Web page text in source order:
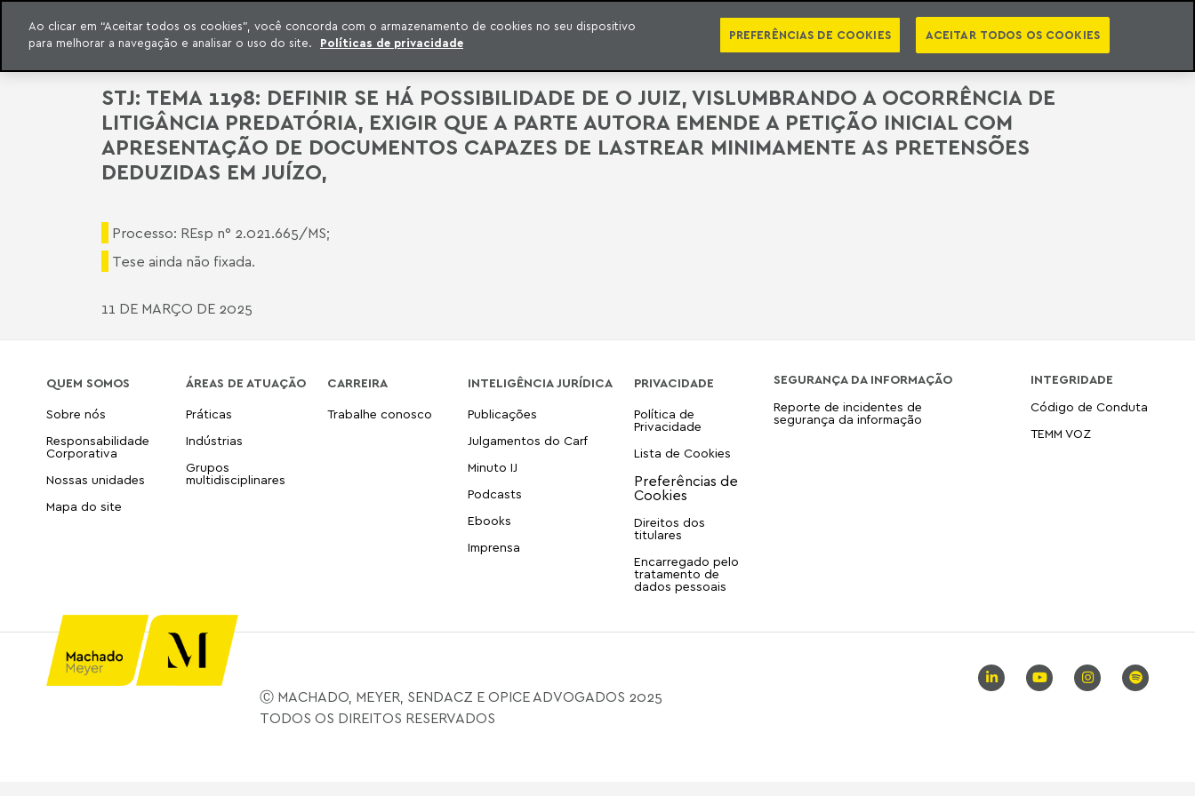
para o conteúdo
Meyer
QUEM SOMOS ÁREAS DE ATUAÇÃO ADVOGADOS PRÊMIOS E RECONHECIMENTOS CONTATO NEWSLETTER PT EN INTELIGÊNCIA JURÍDICA
STJ: TEMA 1198: DEFINIR SE HÁ POSSIBILIDADE DE O JUIZ, VISLUMBRANDO A OCORRÊNCIA DE
LITIGÂNCIA PREDATÓRIA, EXIGIR QUE A PARTE AUTORA EMENDE A PETIÇÃO INICIAL COM
APRESENTAÇÃO DE DOCUMENTOS CAPAZES DE LASTREAR MINIMAMENTE AS PRETENSÕES
DEDUZIDAS EM JUÍZO,
Processo: REsp n° 2.021.665/MS;
Tese ainda não fixada.
11 DE MARÇO DE 2025
QUEM SOMOS
Sobre nós
Responsabilidade
Corporativa
Nossas unidades
Mapa do site
ÁREAS DE ATUAÇÃO
Práticas
Indústrias
Grupos
multidisciplinares
CARREIRA
Trabalhe conosco
INTELIGÊNCIA JURÍDICA
Publicações
Julgamentos do Carf
Minuto IJ
Podcasts
Ebooks
Imprensa
PRIVACIDADE
Política de
Privacidade
Lista de Cookies
Direitos dos
titulares
Encarregado pelo
tratamento de
dados pessoais
SEGURANÇA DA INFORMAÇÃO
Reporte de incidentes de
segurança da informação
INTEGRIDADE
Código de Conduta
TEMM VOZ
Ⓒ MACHADO, MEYER, SENDACZ E OPICE ADVOGADOS 2025
TODOS OS DIREITOS RESERVADOS
Ao clicar em “Aceitar todos os cookies”, você concorda com o armazenamento de cookies no seu dispositivo
para melhorar a navegação e analisar o uso do site.
Políticas de privacidade
PREFERÊNCIAS DE COOKIES ACEITAR TODOS OS COOKIES